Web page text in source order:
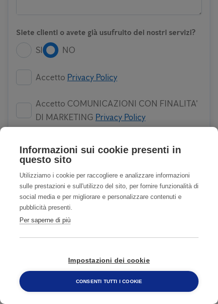
Siete clienti o avete già usufruito dei nostri servizi?
SI NO
Accetto Privacy Policy
Accetto COMUNICAZIONI CON FINALITA'
DI MARKETING Privacy Policy
TIENI LONTANE LE ZANZARE
Trova e identifica l'infestante
800 482 320
Informazioni sui cookie presenti in
questo sito
Utilizziamo i cookie per raccogliere e analizzare informazioni
sulle prestazioni e sull'utilizzo del sito, per fornire funzionalità di
social media e per migliorare e personalizzare contenuti e
pubblicità presenti.
Per saperne di più
Impostazioni dei cookie
CONSENTI TUTTI I COOKIE